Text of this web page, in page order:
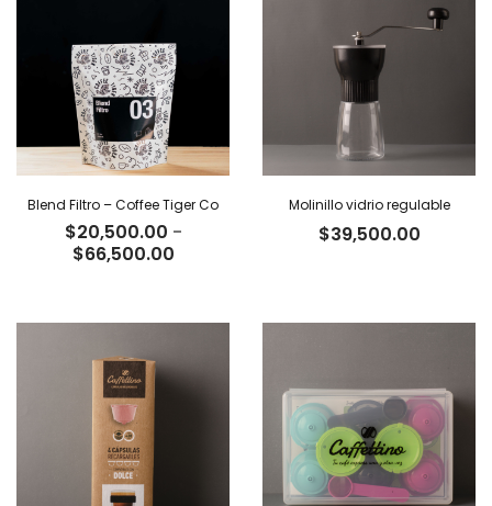
Blend Filtro – Coffee Tiger Co
$20,500.00 -
$66,500.00Rango
desde
hasta
$66,500.00
Molinillo vidrio regulable
$39,500.00